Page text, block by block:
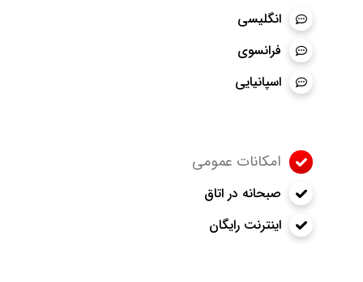
انگلیسی
فرانسوی
اسپانیایی
امکانات عمومی
صبحانه در اتاق
اینترنت رایگان